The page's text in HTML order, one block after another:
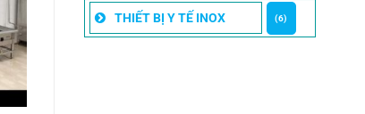
THIẾT BỊ Y TẾ INOX (6)